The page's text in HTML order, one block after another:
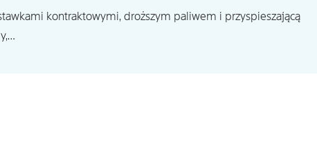
kontraktowymi, droższym paliwem i przyspieszającą